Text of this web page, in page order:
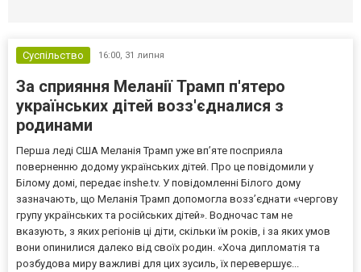
Суспільство 16:00, 31 липня
За сприяння Меланії Трамп п'ятеро
українських дітей возз'єдналися з
родинами
Перша леді США Меланія Трамп уже впʼяте посприяла
поверненню додому українських дітей. Про це повідомили у
Білому домі, передає inshe.tv. У повідомленні Білого дому
зазначають, що Меланія Трамп допомогла возз’єднати «чергову
групу українських та російських дітей». Водночас там не
вказують, з яких регіонів ці діти, скільки їм років, і за яких умов
вони опинилися далеко від своїх родин. «Хоча дипломатія та
розбудова миру важливі для цих зусиль, їх перевершує...